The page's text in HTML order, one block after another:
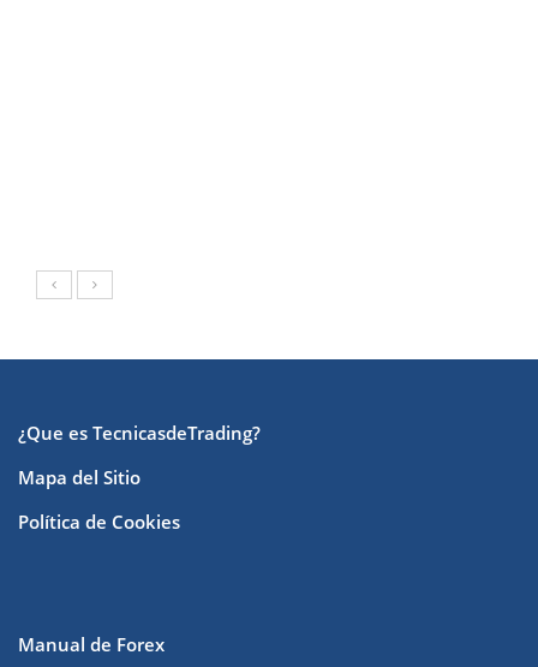
¿Que es TecnicasdeTrading?
Mapa del Sitio
Política de Cookies
Manual de Forex